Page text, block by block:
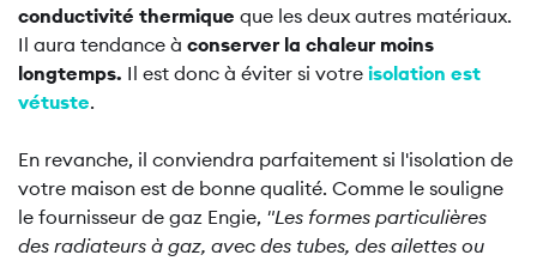
conductivité thermique que les deux autres matériaux.
Il aura tendance à conserver la chaleur moins
longtemps. Il est donc à éviter si votre isolation est
vétuste.
En revanche, il conviendra parfaitement si l'isolation de
votre maison est de bonne qualité. Comme le souligne
le fournisseur de gaz Engie, "Les formes particulières
des radiateurs à gaz, avec des tubes, des ailettes ou